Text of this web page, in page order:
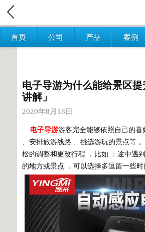
首页 公司 产品 案例
电子导游为什么能给景区
讲解」
2020年8月18日
电子导游游客完全能够依照自己的喜
、安排旅游线路 、挑选游玩的景点等
松的调整和更改行程 ，比如 ：途中遇
的地方或景点 ．可以选择多逗留一些时